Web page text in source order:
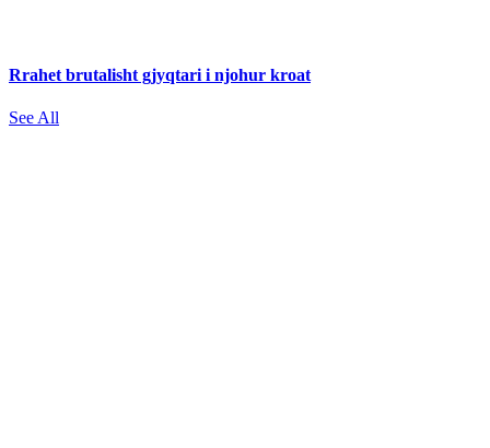
Rrahet brutalisht gjyqtari i njohur kroat
See All